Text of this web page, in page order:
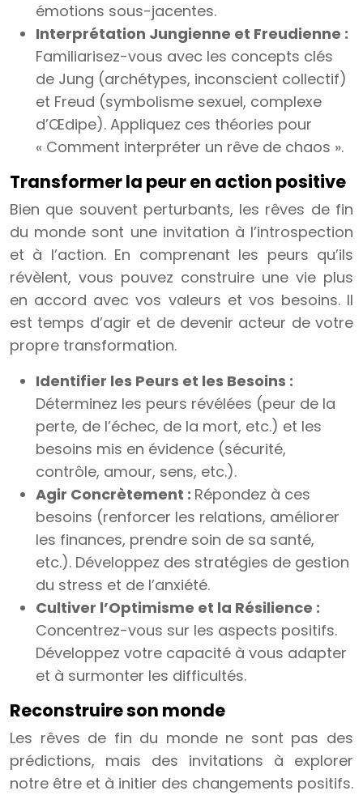
émotions sous-jacentes.
Interprétation Jungienne et Freudienne :
Familiarisez-vous avec les concepts clés
de Jung (archétypes, inconscient collectif)
et Freud (symbolisme sexuel, complexe
d’Œdipe). Appliquez ces théories pour
« Comment interpréter un rêve de chaos ».
Transformer la peur en action positive
Bien que souvent perturbants, les rêves de fin
du monde sont une invitation à l’introspection
et à l’action. En comprenant les peurs qu’ils
révèlent, vous pouvez construire une vie plus
en accord avec vos valeurs et vos besoins. Il
est temps d’agir et de devenir acteur de votre
propre transformation.
Identifier les Peurs et les Besoins :
Déterminez les peurs révélées (peur de la
perte, de l’échec, de la mort, etc.) et les
besoins mis en évidence (sécurité,
contrôle, amour, sens, etc.).
Agir Concrètement : Répondez à ces
besoins (renforcer les relations, améliorer
les finances, prendre soin de sa santé,
etc.). Développez des stratégies de gestion
du stress et de l’anxiété.
Cultiver l’Optimisme et la Résilience :
Concentrez-vous sur les aspects positifs.
Développez votre capacité à vous adapter
et à surmonter les difficultés.
Reconstruire son monde
Les rêves de fin du monde ne sont pas des
prédictions, mais des invitations à explorer
notre être et à initier des changements positifs.